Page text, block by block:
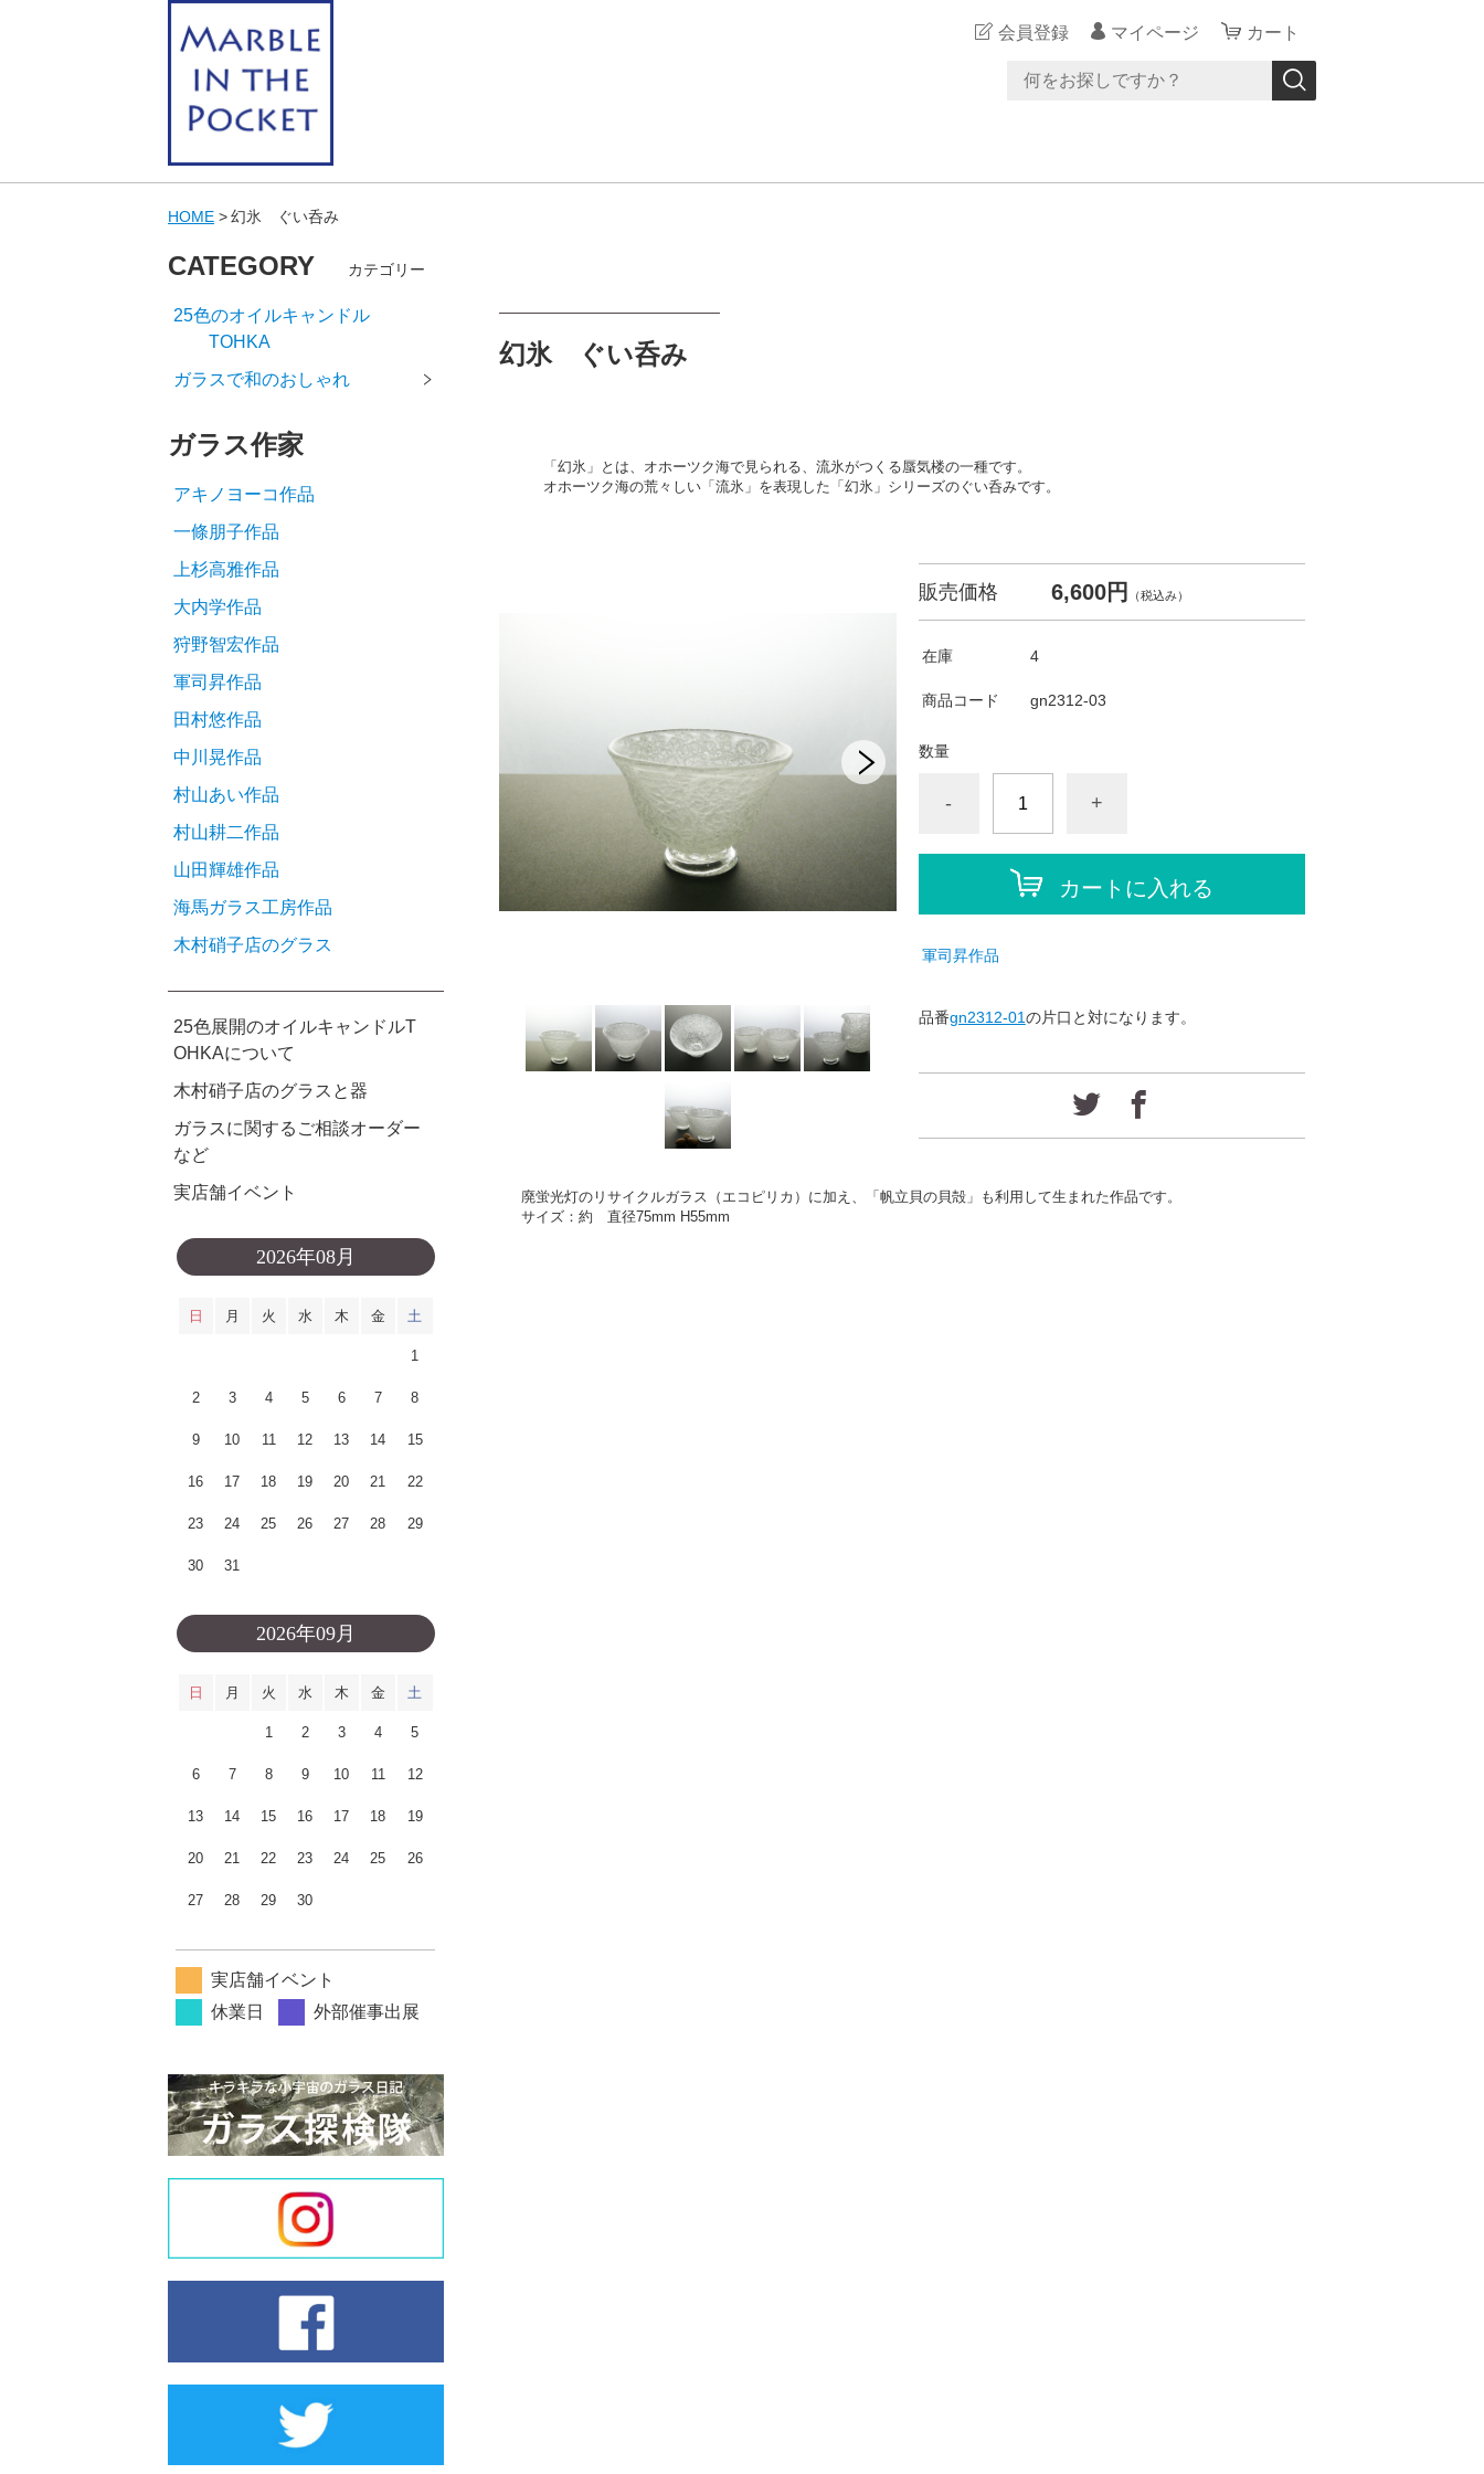
会員登録 マイページ カート
HOME 幻氷 ぐい呑み
幻氷 ぐい呑み
「幻氷」とは、オホーツク海で見られる、流氷がつくる蜃気楼の一種です。
オホーツク海の荒々しい「流氷」を表現した「幻氷」シリーズのぐい呑みです。
販売価格 6,600円 （税込み）
在庫 4
商品コード gn2312-03
数量
- +
カートに入れる
軍司昇作品
品番gn2312-01の片口と対になります。
廃蛍光灯のリサイクルガラス（エコピリカ）に加え、「帆立貝の貝殻」も利用して生まれた作品です。
サイズ：約 直径75mm H55mm
CATEGORY カテゴリー
25色のオイルキャンドル
TOHKA
ガラスで和のおしゃれ
ガラス作家
アキノヨーコ作品
一條朋子作品
上杉高雅作品
大内学作品
狩野智宏作品
軍司昇作品
田村悠作品
中川晃作品
村山あい作品
村山耕二作品
山田輝雄作品
海馬ガラス工房作品
木村硝子店のグラス
25色展開のオイルキャンドルT
OHKAについて
木村硝子店のグラスと器
ガラスに関するご相談オーダー
など
実店舗イベント
2026年08月
日 月 火 水 木 金 土
1
2 3 4 5 6 7 8
9 10 11 12 13 14 15
16 17 18 19 20 21 22
23 24 25 26 27 28 29
30 31
2026年09月
日 月 火 水 木 金 土
1 2 3 4 5
6 7 8 9 10 11 12
13 14 15 16 17 18 19
20 21 22 23 24 25 26
27 28 29 30
実店舗イベント
休業日
外部催事出展